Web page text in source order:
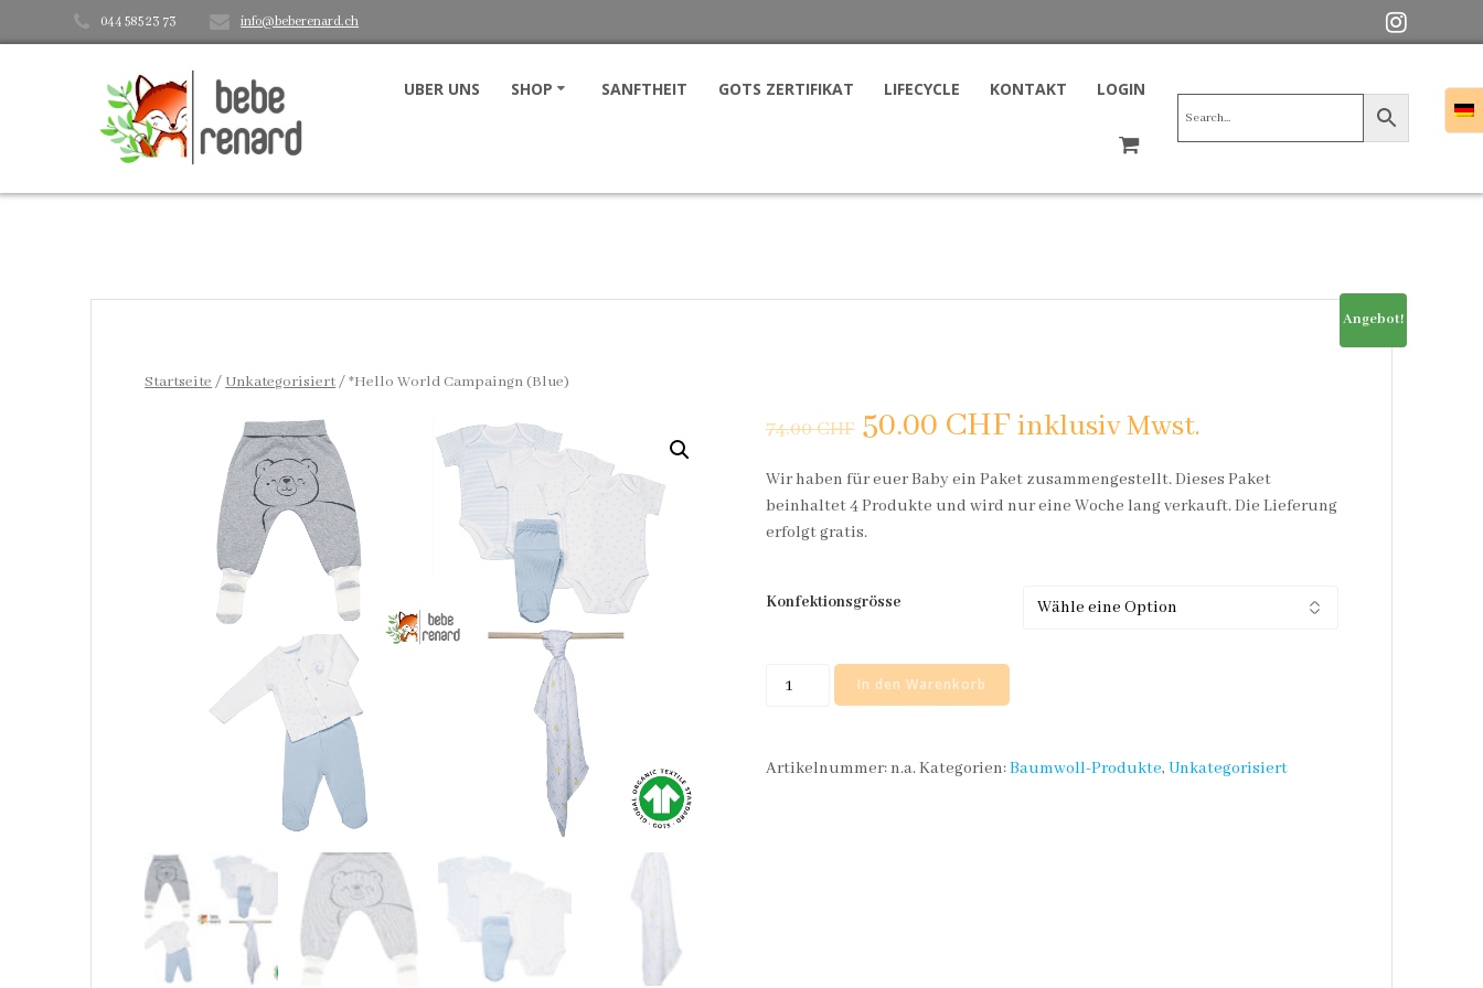
to
044 585 23 73 info@beberenard.ch
UBER UNS SHOP SANFTHEIT GOTS ZERTIFIKAT LIFECYCLE KONTAKT LOGIN
Startseite / Unkategorisiert/ *Hello World Campaingn (Blue)
Angebot!
74.00CHF 50.00 CHF inklusiv Mwst.
Wir haben für euer Baby ein Paket zusammengestellt. Dieses Paket
beinhaltet 4 Produkte und wird nur eine Woche lang verkauft. Die Lieferung
erfolgt gratis.
Konfektionsgrösse
*Hello
In den Warenkorb
Artikelnummer:n.a.Kategorien:Baumwoll-Produkte, Unkategorisiert